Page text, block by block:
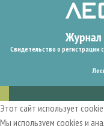
Свидетельство о
Этот сайт использует
Мы используем cookies и